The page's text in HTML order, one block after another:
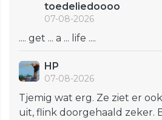
toedeliedoooo
07-08-2026
.... get ... a ... life ....
HP
07-08-2026
Tjemig wat erg. Ze ziet er
uit, flink doorgehaald zeker.